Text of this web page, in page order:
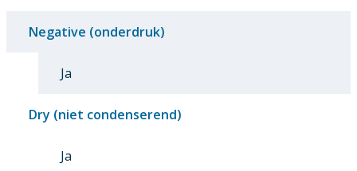
Negative (onderdruk)
Ja
Dry (niet condenserend)
Ja